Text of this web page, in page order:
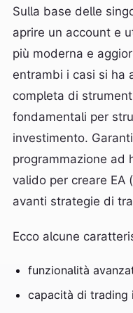
Sulla base delle
aprire un account e
più moderna e
entrambi i casi si ha
completa di
fondamentali per
investimento.
programmazione ad
valido per creare EA
avanti strategie di
Ecco alcune
funzionalità
capacità di trading